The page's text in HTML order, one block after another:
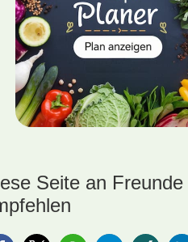
Seite an Freunde